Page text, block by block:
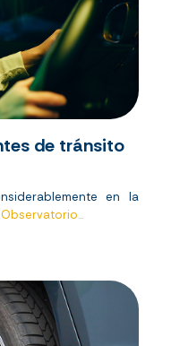
de tránsito
en la
Observatorio...